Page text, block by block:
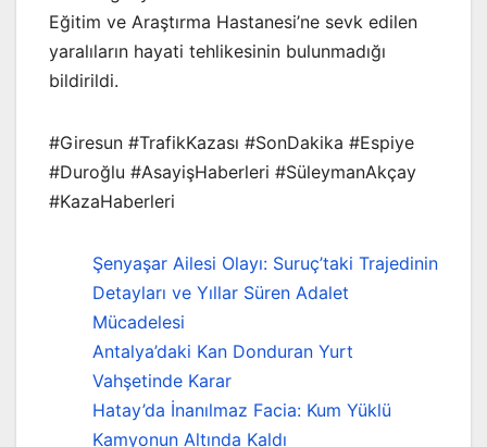
Eğitim ve Araştırma Hastanesi’ne sevk edilen
yaralıların hayati tehlikesinin bulunmadığı
bildirildi.
#Giresun #TrafikKazası #SonDakika #Espiye
#Duroğlu #AsayişHaberleri #SüleymanAkçay
#KazaHaberleri
Şenyaşar Ailesi Olayı: Suruç’taki Trajedinin
Detayları ve Yıllar Süren Adalet
Mücadelesi
Antalya’daki Kan Donduran Yurt
Vahşetinde Karar
Hatay’da İnanılmaz Facia: Kum Yüklü
Kamyonun Altında Kaldı